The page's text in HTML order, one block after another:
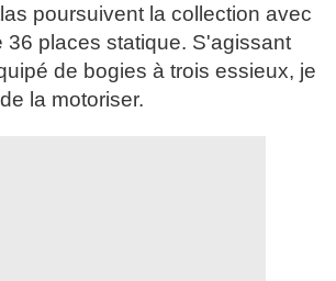
poursuivent la collection avec
36 places statique. S'agissant
de bogies à trois essieux, je
la motoriser.